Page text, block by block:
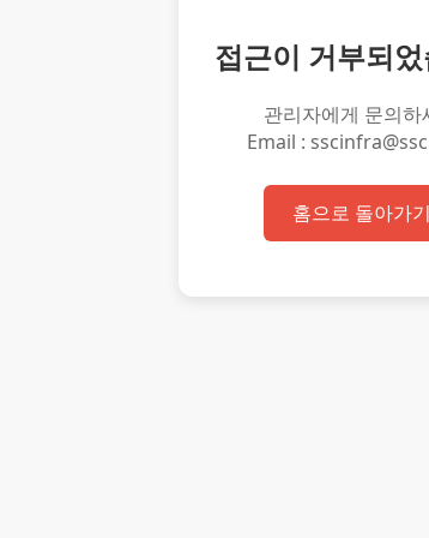
접근이 거부되
관리자에게 문의하
Email :
홈으로 돌아가기